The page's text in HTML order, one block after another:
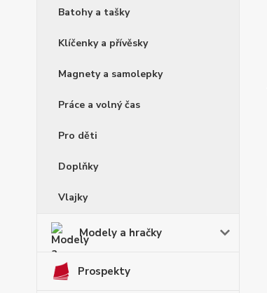
Batohy a tašky
Klíčenky a přívěsky
Magnety a samolepky
Práce a volný čas
Pro děti
Doplňky
Vlajky
Modely a hračky
Prospekty